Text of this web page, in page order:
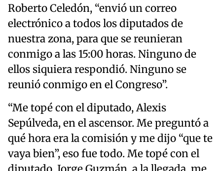
Roberto Celedón, “envió un correo
electrónico a todos los diputados de
nuestra zona, para que se reunieran
conmigo a las 15:00 horas. Ninguno de
ellos siquiera respondió. Ninguno se
reunió conmigo en el Congreso”.
“Me topé con el diputado, Alexis
Sepúlveda, en el ascensor. Me preguntó a
qué hora era la comisión y me dijo “que te
vaya bien”, eso fue todo. Me topé con el